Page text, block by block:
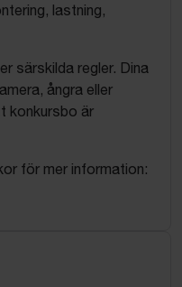
lastning,
särskilda regler. Dina
ångra eller
konkursbo är
för mer information: